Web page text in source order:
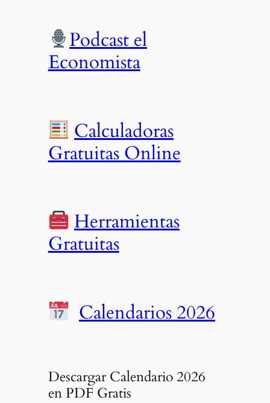
Podcast el
Economista
Calculadoras
Gratuitas Online
Herramientas
Gratuitas
Calendarios 2026
Descargar Calendario 2026
en PDF Gratis